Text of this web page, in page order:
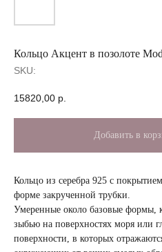
Кольцо Акцент в позолоте
SKU:
15820,00 р.
Добавить в
Кольцо из серебра 925 с
форме закрученной трубки.
Умеренные около базовые формы,
зыбью на поверхностях моря или
поверхности, в которых